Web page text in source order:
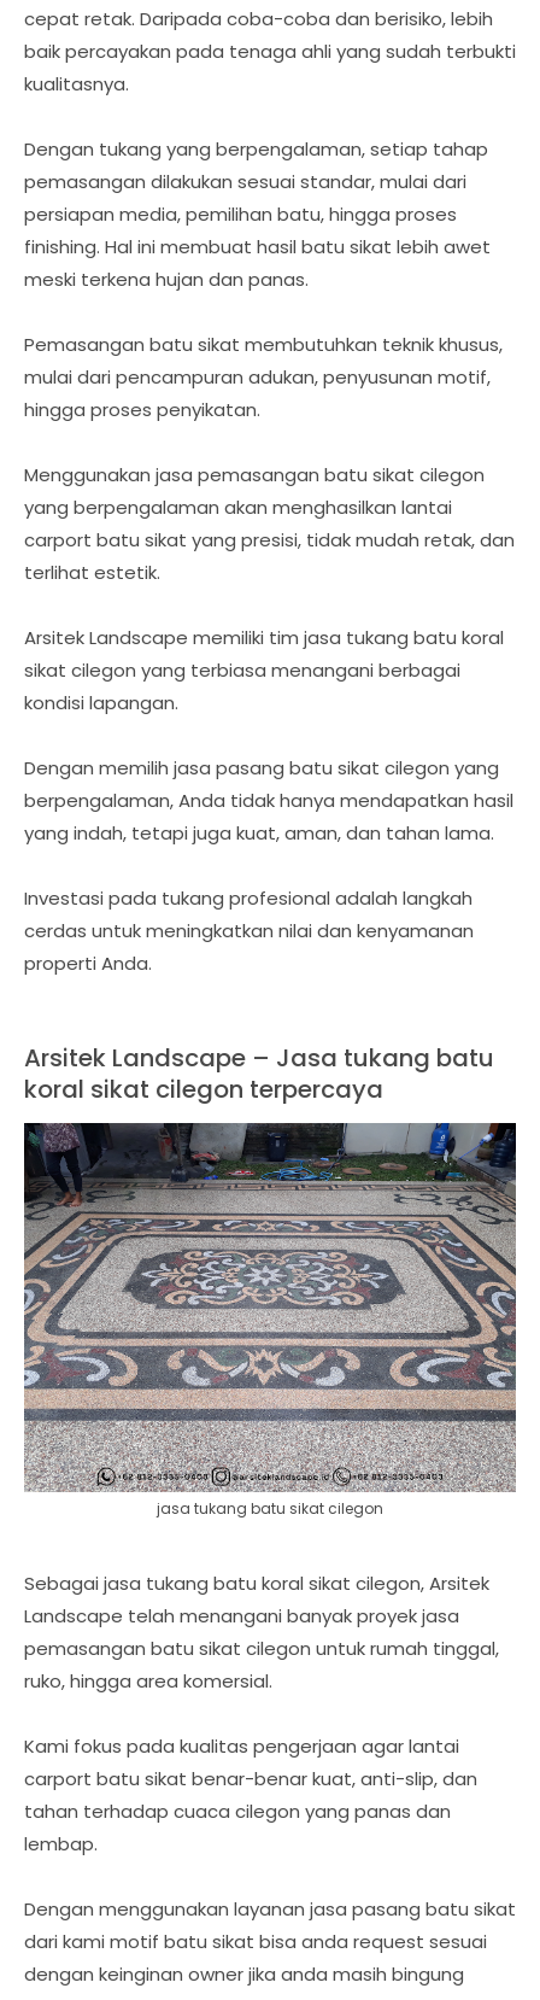
cepat retak. Daripada coba-coba dan berisiko, lebih
baik percayakan pada tenaga ahli yang sudah terbukti
kualitasnya.
Dengan tukang yang berpengalaman, setiap tahap
pemasangan dilakukan sesuai standar, mulai dari
persiapan media, pemilihan batu, hingga proses
finishing. Hal ini membuat hasil batu sikat lebih awet
meski terkena hujan dan panas.
Pemasangan batu sikat membutuhkan teknik khusus,
mulai dari pencampuran adukan, penyusunan motif,
hingga proses penyikatan.
Menggunakan jasa pemasangan batu sikat cilegon
yang berpengalaman akan menghasilkan lantai
carport batu sikat yang presisi, tidak mudah retak, dan
terlihat estetik.
Arsitek Landscape memiliki tim jasa tukang batu koral
sikat cilegon yang terbiasa menangani berbagai
kondisi lapangan.
Dengan memilih jasa pasang batu sikat cilegon yang
berpengalaman, Anda tidak hanya mendapatkan hasil
yang indah, tetapi juga kuat, aman, dan tahan lama.
Investasi pada tukang profesional adalah langkah
cerdas untuk meningkatkan nilai dan kenyamanan
properti Anda.
Arsitek Landscape – Jasa tukang batu
koral sikat cilegon terpercaya
jasa tukang batu sikat cilegon
Sebagai jasa tukang batu koral sikat cilegon, Arsitek
Landscape telah menangani banyak proyek jasa
pemasangan batu sikat cilegon untuk rumah tinggal,
ruko, hingga area komersial.
Kami fokus pada kualitas pengerjaan agar lantai
carport batu sikat benar-benar kuat, anti-slip, dan
tahan terhadap cuaca cilegon yang panas dan
lembap.
Dengan menggunakan layanan jasa pasang batu sikat
dari kami motif batu sikat bisa anda request sesuai
dengan keinginan owner jika anda masih bingung